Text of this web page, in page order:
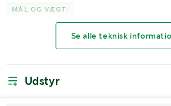
MÅL OG VÆGT:
Bredde (m)
Se alle teknisk
Udstyr